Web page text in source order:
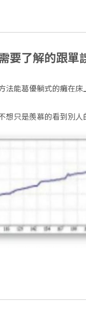
要了解的跟單
法能葛優躺式的癱在
想只是羨慕的看到別